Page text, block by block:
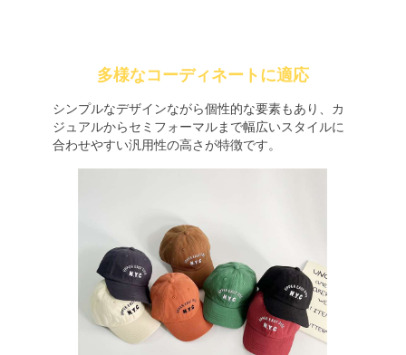
多様なコーディネートに適応
シンプルなデザインながら個性的な要素もあり、カ
ジュアルからセミフォーマルまで幅広いスタイルに
合わせやすい汎用性の高さが特徴です。